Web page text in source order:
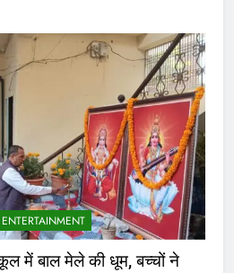
ENTERTAINMENT
में बाल मेले की धूम, बच्चों ने